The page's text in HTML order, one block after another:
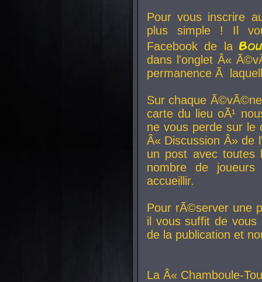
Pour vous inscrire
plus simple ! Il
Facebook de la
dans l'onglet Â«
permanence Ã
Sur chaque
carte du lieu oÃ¹
ne vous perde sur le
Â« Discussion Â» de
un post avec toutes
nombre de
accueillir.
Pour rÃ©server une
il vous suffit de vous
de la publication et
La Â« Chamboule-